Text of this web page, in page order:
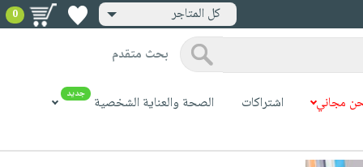
كل المتاجر 0
بحث متقدم
مجاني اشتراكات الصحة والعناية الشخصية جديد